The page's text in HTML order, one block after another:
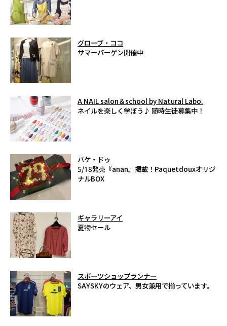
グローブ・ココ
サマーバーゲン開催中
A NAIL salon＆school by Natural Labo.
ネイルを楽しく学ぼう♪ 随時生徒募集中！
パケ・ドゥ
5/18発売『anan』掲載！Paquetdouxオリジ
ナルBOX
ギャラリーアイ
夏物セール
スポーツショップランナー
SAYSKYのウェア、男女兼用で揃っています。